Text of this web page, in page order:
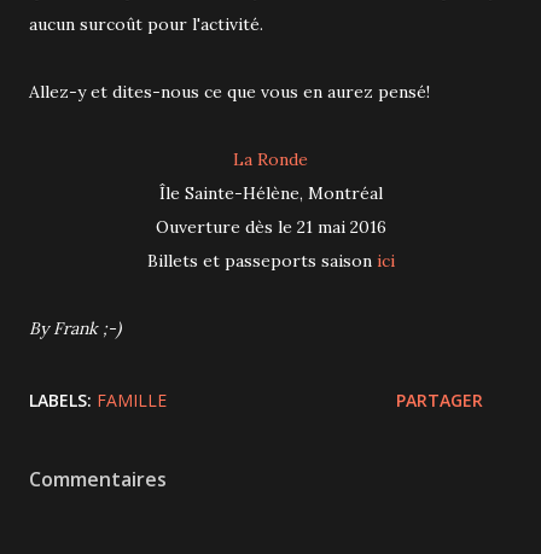
aucun surcoût pour l'activité.
Allez-y et dites-nous ce que vous en aurez pensé!
La Ronde
Île Sainte-Hélène, Montréal
Ouverture dès le 21 mai 2016
Billets et passeports saison ici
By Frank ;-)
LABELS: FAMILLE PARTAGER
Commentaires